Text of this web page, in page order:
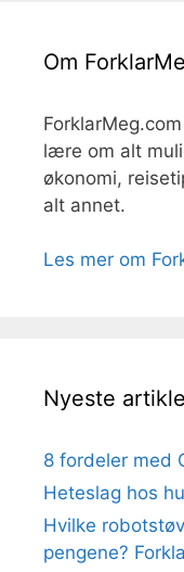
Om
lære om alt
økonomi,
alt annet.
Les mer om
Nyeste
8 fordeler med
Heteslag hos
Hvilke
pengene?